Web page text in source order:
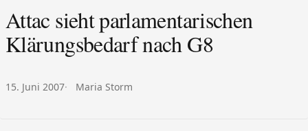
Attac sieht parlamentarischen
Klärungsbedarf nach G8
Veröffentlicht am:
15. Juni 2007 Autor:
Maria Storm